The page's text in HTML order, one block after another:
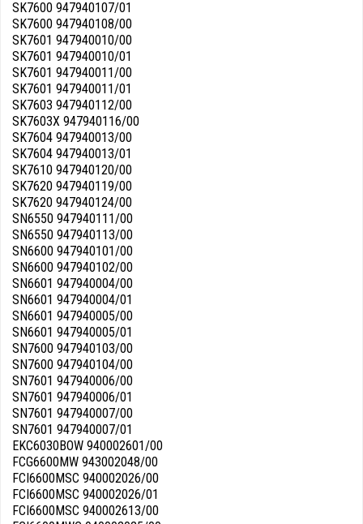
SK7600 947940107/01
SK7600 947940108/00
SK7601 947940010/00
SK7601 947940010/01
SK7601 947940011/00
SK7601 947940011/01
SK7603 947940112/00
SK7603X 947940116/00
SK7604 947940013/00
SK7604 947940013/01
SK7610 947940120/00
SK7620 947940119/00
SK7620 947940124/00
SN6550 947940111/00
SN6550 947940113/00
SN6600 947940101/00
SN6600 947940102/00
SN6601 947940004/00
SN6601 947940004/01
SN6601 947940005/00
SN6601 947940005/01
SN7600 947940103/00
SN7600 947940104/00
SN7601 947940006/00
SN7601 947940006/01
SN7601 947940007/00
SN7601 947940007/01
EKC6030BOW 940002601/00
FCG6600MW 943002048/00
FCI6600MSC 940002026/00
FCI6600MSC 940002026/01
FCI6600MSC 940002613/00